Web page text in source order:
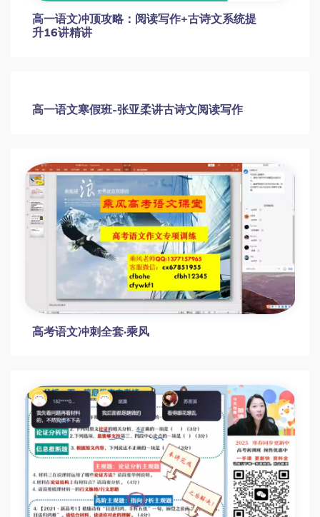
高一语文冲顶攻略：阅读写作+古诗文系统提
升16讲精讲
高一语文寒假班-张亚柔讲古诗文阅读写作
高考语文冲刺全套·乘风